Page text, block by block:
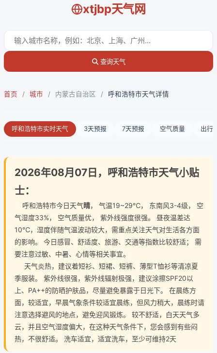
xtjbp天气网
查询天气
首页 / 城市 / 内蒙古自治区 / 呼和浩特市天气详情
呼和浩特市实时天气 3天预报 7天预报 空气质量 出行
2026年08月07日，呼和浩特市天气小贴
士：
呼和浩特市今日天气晴， 气温19~29℃， 东南风3-4级， 空
气湿度33%， 空气质量优， 紫外线强度很强。 昼夜温差达
10℃，湿度伴随气温波动较大，需重点关注天气对生活各方面
的影响。 今日感冒、舒适度、旅游、交通等指数比较舒适； 需
要注意过敏、中暑、心情等相关事宜。
天气炎热，建议着短衫、短裙、短裤、薄型T恤衫等清凉夏
季服装。 紫外线很强，紫外线辐射极强，建议涂擦SPF20以
上、PA++的防晒护肤品，尽量避免暴露于日光下。 在晨练方
面，较适宜，早晨气象条件较适宜晨练，但风力稍大，晨练时请
注意选择避风的地点，避免迎风锻炼。 较不舒适，白天天气多
云，并且空气湿度偏大，在这种天气条件下，您会感到有些闷
热，不很舒适。 洗车适宜，适宜洗车，至少可维持2天